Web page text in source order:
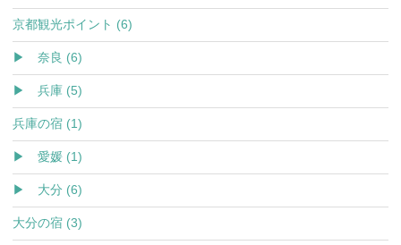
京都観光ポイント (6)
▶ 奈良 (6)
▶ 兵庫 (5)
兵庫の宿 (1)
▶ 愛媛 (1)
▶ 大分 (6)
大分の宿 (3)